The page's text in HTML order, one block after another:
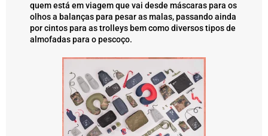
quem está em viagem que vai desde máscaras para os
olhos a balanças para pesar as malas, passando ainda
por cintos para as trolleys bem como diversos tipos de
almofadas para o pescoço.